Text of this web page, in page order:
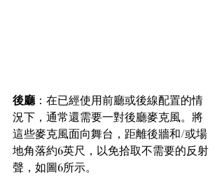
後廳 ：在已經使用前廳或後線配置的情
況下，通常還需要一對後廳麥克風。將
這些麥克風面向舞台，距離後牆和/或場
地角落約6英尺，以免拾取不需要的反射
聲，如圖6所示。